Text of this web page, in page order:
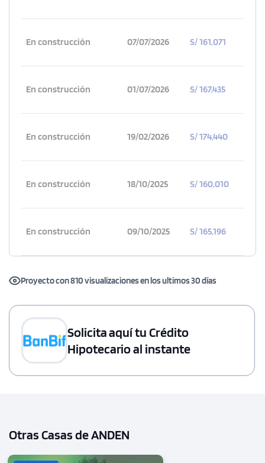
En construcción 07/07/2026 S/ 161,071
En construcción 01/07/2026 S/ 167,435
En construcción 19/02/2026 S/ 174,440
En construcción 18/10/2025 S/ 160,010
En construcción 09/10/2025 S/ 165,196
Proyecto con 810 visualizaciones en los ultimos 30 días
Solicita aquí tu Crédito
Hipotecario al instante
Otras Casas de ANDEN